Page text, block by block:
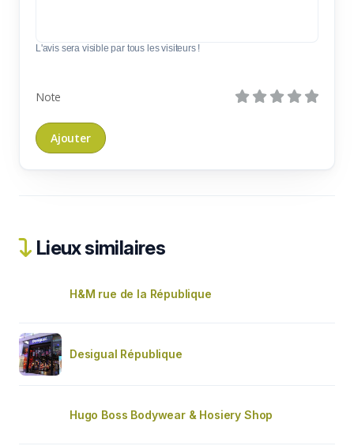
L'avis sera visible par tous les visiteurs !
Note
Lieux similaires
H&M rue de la République
Desigual République
Hugo Boss Bodywear & Hosiery Shop